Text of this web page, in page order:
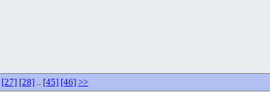
[27] [28] .. [45] [46] >>